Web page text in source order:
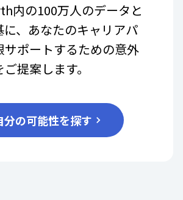
内の100万人のデータと
に、あなたのキャリアパ
サポートするための意外
提案します。
分の可能性を探す